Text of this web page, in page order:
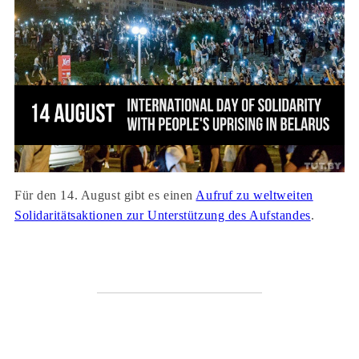
Für den 14. August gibt es einen Aufruf zu weltweiten
Solidaritätsaktionen zur Unterstützung des Aufstandes.